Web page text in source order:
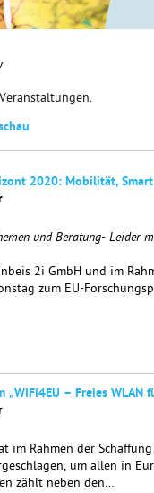
2020: Mobilität,
und Beratung- Leider
2i GmbH und im
zum EU-
„WiFi4EU – Freies WLAN
im Rahmen der
um allen in
zählt neben den…